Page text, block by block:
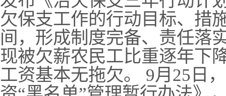
欠保支工作的行动目标、措
间，形成制度完备、责任落
现被欠薪农民工比重逐年下
工资基本无拖欠。 9月25日